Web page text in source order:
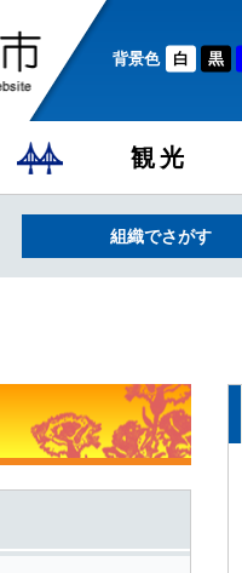
背景色 白 黒
観光
組織でさがす